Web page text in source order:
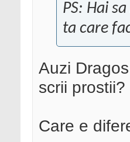
PS: Hai
ta care
Auzi
scrii
Care e